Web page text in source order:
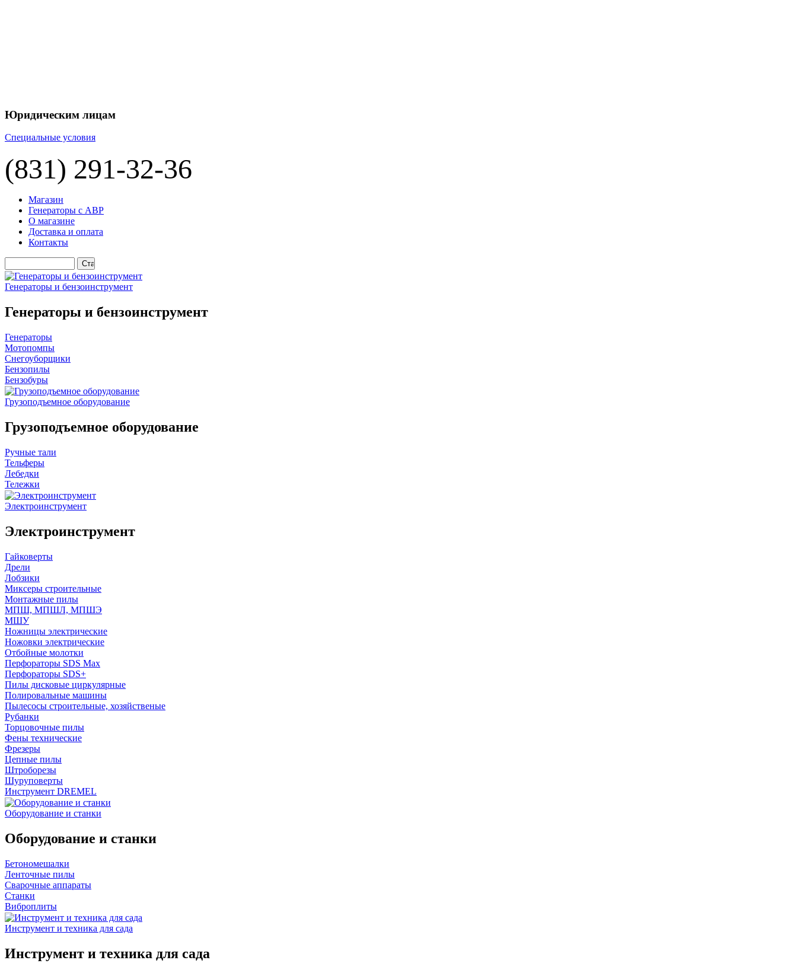
Юридическим лицам
Специальные условия
(831) 291-32-36
Магазин
Генераторы с АВР
О магазине
Доставка и оплата
Контакты
Генераторы и бензоинструмент
Генераторы и бензоинструмент
Генераторы
Мотопомпы
Снегоуборщики
Бензопилы
Бензобуры
Грузоподъемное оборудование
Грузоподъемное оборудование
Ручные тали
Тельферы
Лебедки
Тележки
Электроинструмент
Электроинструмент
Гайковерты
Дрели
Лобзики
Миксеры строительные
Монтажные пилы
МПШ, МПШЛ, МПШЭ
МШУ
Ножницы электрические
Ножовки электрические
Отбойные молотки
Перфораторы SDS Max
Перфораторы SDS+
Пилы дисковые циркулярные
Полировальные машины
Пылесосы строительные, хозяйственые
Рубанки
Торцовочные пилы
Фены технические
Фрезеры
Цепные пилы
Штроборезы
Шуруповерты
Инструмент DREMEL
Оборудование и станки
Оборудование и станки
Бетономешалки
Ленточные пилы
Сварочные аппараты
Станки
Виброплиты
Инструмент и техника для сада
Инструмент и техника для сада